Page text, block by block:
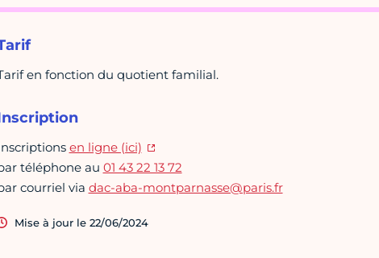
en fonction du quotient familial.
en ligne (ici)
téléphone au 01 43 22 13 72
courriel via dac-aba-montparnasse@paris.fr
Mise à jour le 22/06/2024